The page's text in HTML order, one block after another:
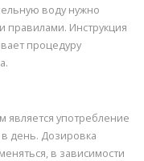
воду нужно
правилами. Инструкция
процедуру
употребление
день. Дозировка
в зависимости